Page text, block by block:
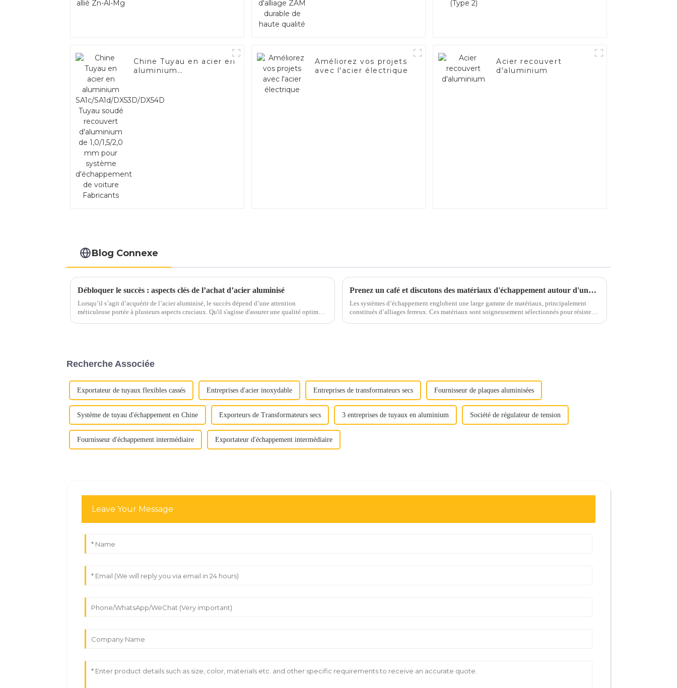
Chine Tuyau en acier en
aluminium
d'aluminium de
Améliorez vos projets
avec l'acier électrique
Acier recouvert
d'aluminium
Blog Connexe
Débloquer le succès : aspects clés de l’achat d’acier aluminisé
Lorsqu’il s’agit d’acquérir de l’acier aluminisé, le succès dépend d’une attention
méticuleuse portée à plusieurs aspects cruciaux. Qu'il s'agisse d'assurer une qualité optimale
Prenez un café et discutons des matériaux d'échappement autour d'une tasse
Les systèmes d’échappement englobent une large gamme de matériaux, principalement
constitués d’alliages ferreux. Ces matériaux sont soigneusement sélectionnés pour résister
Recherche Associée
Exportateur de tuyaux flexibles cassés Entreprises d'acier inoxydable Entreprises de transformateurs secs Fournisseur de plaques aluminisées
Système de tuyau d'échappement en Chine Exporteurs de Transformateurs secs 3 entreprises de tuyaux en aluminium Société de régulateur de tension
Fournisseur d'échappement intermédiaire Exportateur d'échappement intermédiaire
Leave Your Message